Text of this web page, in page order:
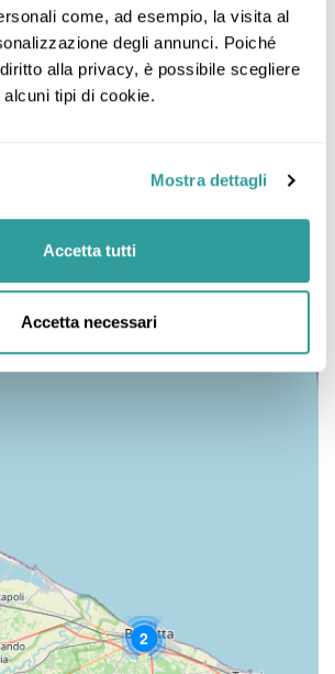
come, ad esempio, la visita al
degli annunci. Poiché
alla privacy, è possibile scegliere
tipi di cookie.
Mostra dettagli
Accetta tutti
Accetta necessari
2